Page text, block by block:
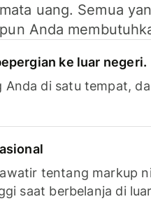
uang. Semua
Anda
ke luar negeri.
Anda di satu tempat,
tentang markup
saat berbelanja di